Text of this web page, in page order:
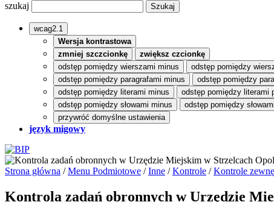
szukaj
wcag2.1
Wersja kontrastowa
zmniej szczcionkę
zwiększ czcionkę
odstęp pomiędzy wierszami minus
odstęp pomiędzy
odstęp pomiędzy paragrafami minus
odstęp pomiędzy
odstęp pomiędzy literami minus
odstęp pomiędzy literami
odstęp pomiędzy słowami minus
odstęp pomiędzy
przywróć domyślne ustawienia
język migowy
Strona główna /Menu Podmiotowe /Inne /Kontrole /Kontrole
Kontrola zadań obronnych w Urzędzie